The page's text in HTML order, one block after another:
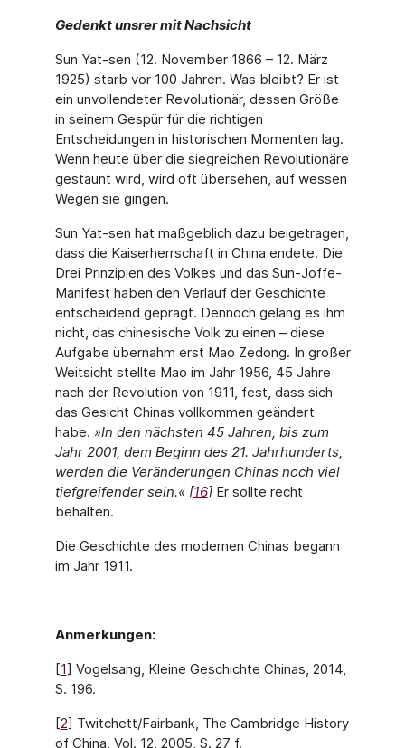
Gedenkt unsrer mit Nachsicht
Sun Yat-sen (12. November 1866 – 12. März
1925) starb vor 100 Jahren. Was bleibt? Er ist
ein unvollendeter Revolutionär, dessen Größe
in seinem Gespür für die richtigen
Entscheidungen in historischen Momenten lag.
Wenn heute über die siegreichen Revo­lutionäre
gestaunt wird, wird oft übersehen, auf wessen
Wegen sie gingen.
Sun Yat-sen hat maßgeblich dazu beigetragen,
dass die Kaiserherrschaft in China ende­te. Die
Drei Prinzipien des Volkes und das Sun-Joffe-
Manifest haben den Verlauf der Geschichte
entscheidend geprägt. Dennoch gelang es ihm
nicht, das chinesische Volk zu einen – diese
Aufgabe übernahm erst Mao Zedong. In großer
Weitsicht stellte Mao im Jahr 1956, 45 Jahre
nach der Revolution von 1911, fest, dass sich
das Gesicht Chi­nas vollkommen geändert
habe. »In den nächsten 45 Jahren, bis zum
Jahr 2001, dem Beginn des 21. Jahrhunderts,
werden die Veränderungen Chinas noch viel
tiefgreifender sein.« [16] Er sollte recht
behalten.
Die Geschichte des modernen Chinas begann
im Jahr 1911.
Anmerkungen:
[1] Vogelsang, Kleine Geschichte Chinas, 2014,
S. 196.
[2] Twitchett/Fairbank, The Cambridge History
of China, Vol. 12, 2005, S. 27 f.